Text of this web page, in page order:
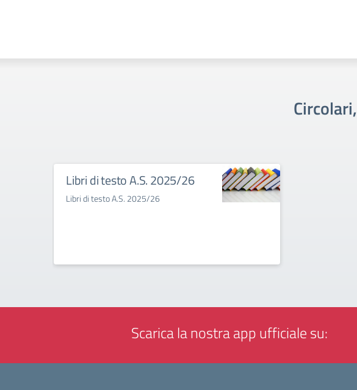
Libri di testo A.S. 2025/26
Libri di testo A.S. 2025/26
Scarica la nostra app ufficiale su: